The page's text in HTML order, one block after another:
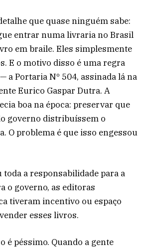
que quase ninguém sabe:
entrar numa livraria no Brasil
em braile. Eles simplesmente
E o motivo disso é uma regra
a Portaria Nº 504, assinada lá na
Eurico Gaspar Dutra. A
boa na época: preservar que
governo distribuíssem o
O problema é que isso engessou
toda a responsabilidade para a
o governo, as editoras
tiveram incentivo ou espaço
esses livros.
é péssimo. Quando a gente